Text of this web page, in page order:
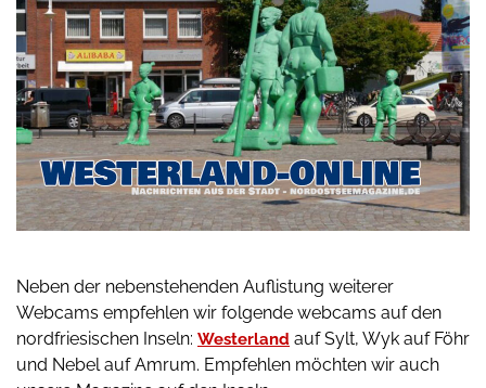
Neben der nebenstehenden Auflistung weiterer
Webcams empfehlen wir folgende webcams auf den
nordfriesischen Inseln: Westerland auf Sylt, Wyk auf Föhr
und Nebel auf Amrum. Empfehlen möchten wir auch